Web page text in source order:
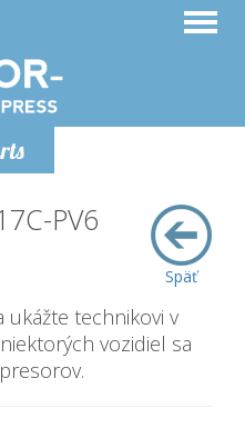
Späť
PV6
ukážte technikovi v
vozidiel sa